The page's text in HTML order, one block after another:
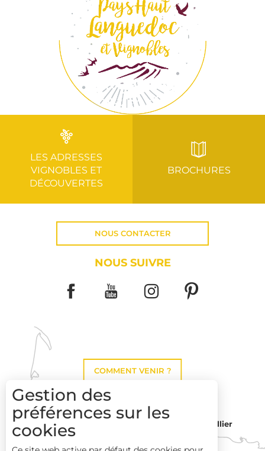
LES ADRESSES
VIGNOBLES ET
DÉCOUVERTES
BROCHURES
NOUS CONTACTER
NOUS SUIVRE
COMMENT VENIR ?
Montpellier
Gestion des
préférences sur les
cookies